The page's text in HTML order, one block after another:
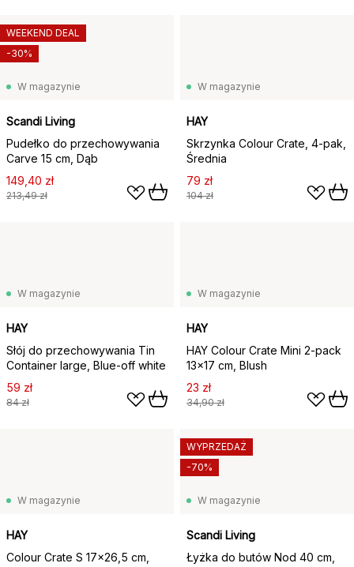
W magazynie
Scandi Living
Pudełko do przechowywania
Carve 15 cm, Dąb
149,40 zł
213,49 zł
WEEKEND DEAL
-30%
W magazynie
HAY
Skrzynka Colour Crate, 4-pak,
Średnia
79 zł
104 zł
W magazynie
HAY
Słój do przechowywania Tin
Container large, Blue-off white
59 zł
84 zł
W magazynie
HAY
HAY Colour Crate Mini 2-pack
13x17 cm, Blush
23 zł
34,90 zł
W magazynie
HAY
Colour Crate S 17x26,5 cm,
W magazynie
Scandi Living
Łyżka do butów Nod 40 cm,
WYPRZEDAŻ
-70%